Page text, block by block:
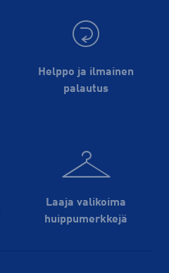
Helppo ja ilmainen
palautus
Laaja valikoima
huippu­merkkejä